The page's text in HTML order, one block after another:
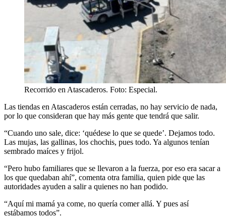
Recorrido en Atascaderos. Foto: Especial.
Las tiendas en Atascaderos están cerradas, no hay servicio de nada,
por lo que consideran que hay más gente que tendrá que salir.
“Cuando uno sale, dice: ‘quédese lo que se quede’. Dejamos todo.
Las mujas, las gallinas, los chochis, pues todo. Ya algunos tenían
sembrado maíces y frijol.
“Pero hubo familiares que se llevaron a la fuerza, por eso era sacar a
los que quedaban ahí”, comenta otra familia, quien pide que las
autoridades ayuden a salir a quienes no han podido.
“Aquí mi mamá ya come, no quería comer allá. Y pues así
estábamos todos”.